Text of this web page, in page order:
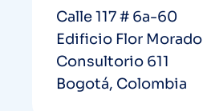
Calle 117 # 6a-60
Edificio Flor Morado
Consultorio 611
Bogotá, Colombia